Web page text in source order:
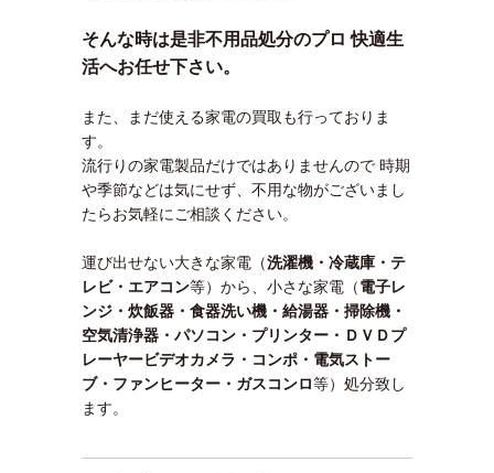
そんな時は是非不用品処分のプロ 快適生
活へお任せ下さい。
また、まだ使える家電の買取も行っておりま
す。
流行りの家電製品だけではありませんので 時期
や季節などは気にせず、不用な物がございまし
たらお気軽にご相談ください。
運び出せない大きな家電（洗濯機・冷蔵庫・テ
レビ・エアコン等）から、小さな家電（電子レ
ンジ・炊飯器・食器洗い機・給湯器・掃除機・
空気清浄器・パソコン・プリンター・ＤＶＤプ
レーヤービデオカメラ・コンポ・電気ストー
ブ・ファンヒーター・ガスコンロ等）処分致し
ます。